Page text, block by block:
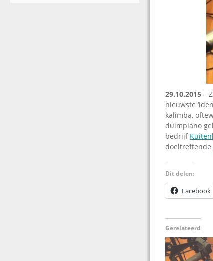
29.10.2015 –
nieuwste
kalimba,
duimpiano
bedrijf
doeltreffende
Dit delen:
Facebook
Gerelateerd